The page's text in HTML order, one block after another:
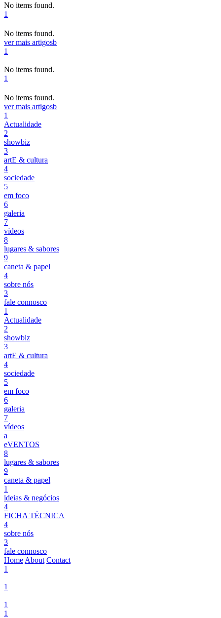
No items found.
1
No items found.
ver mais artigosb
1
No items found.
1
No items found.
ver mais artigosb
1
Actualidade
2
showbiz
3
artE & cultura
4
sociedade
5
em foco
6
galeria
7
vídeos
8
lugares & sabores
9
caneta & papel
4
sobre nós
3
fale connosco
1
Actualidade
2
showbiz
3
artE & cultura
4
sociedade
5
em foco
6
galeria
7
vídeos
a
eVENTOS
8
lugares & sabores
9
caneta & papel
1
ideias & negócios
4
FICHA TÉCNICA
4
sobre nós
3
fale connosco
Home About Contact
1
1
1
1